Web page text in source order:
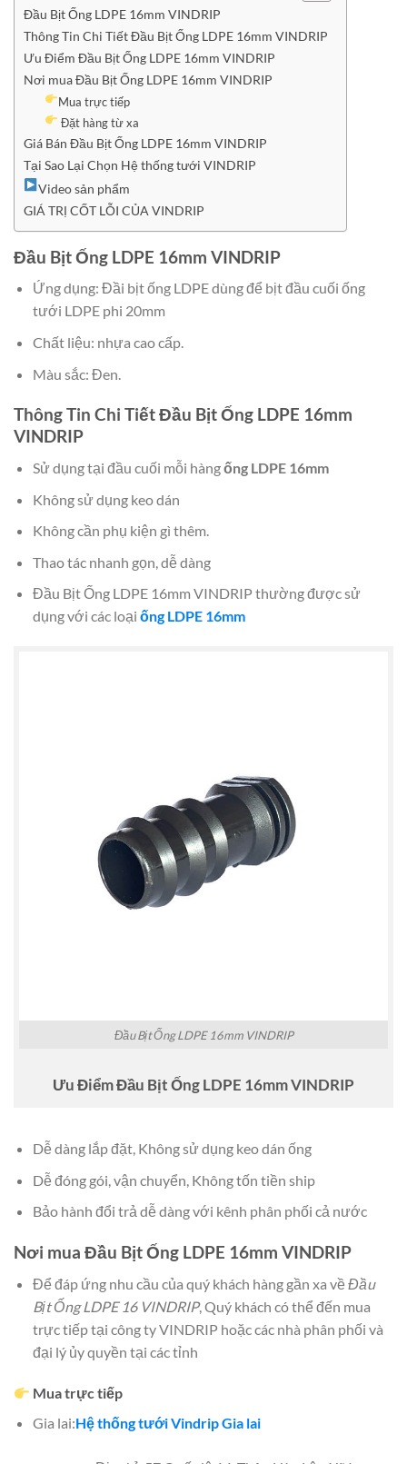
Đầu Bịt Ống LDPE 16mm VINDRIP
Thông Tin Chi Tiết Đầu Bịt Ống LDPE 16mm VINDRIP
Ưu Điểm Đầu Bịt Ống LDPE 16mm VINDRIP
Nơi mua Đầu Bịt Ống LDPE 16mm VINDRIP
Mua trực tiếp
Đặt hàng từ xa
Giá Bán Đầu Bịt Ống LDPE 16mm VINDRIP
Tại Sao Lại Chọn Hệ thống tưới VINDRIP
Video sản phẩm
GIÁ TRỊ CỐT LỖI CỦA VINDRIP
Đầu Bịt Ống LDPE 16mm VINDRIP
Ứng dụng: Đầi bịt ống LDPE dùng để bịt đầu cuối ống
tưới LDPE phi 20mm
Chất liệu: nhựa cao cấp.
Màu sắc: Đen.
Thông Tin Chi Tiết Đầu Bịt Ống LDPE 16mm
VINDRIP
Sử dụng tại đầu cuối mỗi hàngống LDPE 16mm
Không sử dụng keo dán
Không cần phụ kiện gì thêm.
Thao tác nhanh gọn, dễ dàng
Đầu Bịt Ống LDPE 16mm VINDRIP thường được sử
dụng với các loại ống LDPE 16mm
Đầu Bịt Ống LDPE 16mm VINDRIP
Ưu Điểm Đầu Bịt Ống LDPE 16mm VINDRIP
Dễ dàng lắp đặt, Không sử dụng keo dán ống
Dễ đóng gói, vận chuyển, Không tốn tiền ship
Bảo hành đổi trả dễ dàng với kênh phân phối cả nước
Nơi mua Đầu Bịt Ống LDPE 16mm VINDRIP
Để đáp ứng nhu cầu của quý khách hàng gần xa về Đầu
Bịt Ống LDPE 16 VINDRIP, Quý khách có thể đến mua
trực tiếp tại công ty VINDRIP hoặc các nhà phân phối và
đại lý ủy quyền tại các tỉnh
Mua trực tiếp
Gia lai:Hệ thống tưới Vindrip Gia lai